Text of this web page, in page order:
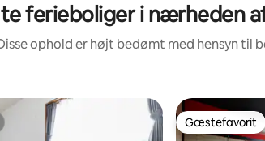
ferieboliger i nærheden
ophold er højt bedømt med hensyn til
Gæstefavorit
Gæstefavorit